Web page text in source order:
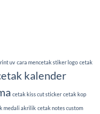
uv cara mencetak stiker logo cetak
kalender
cetak kiss cut sticker cetak kop
medali akrilik cetak notes custom